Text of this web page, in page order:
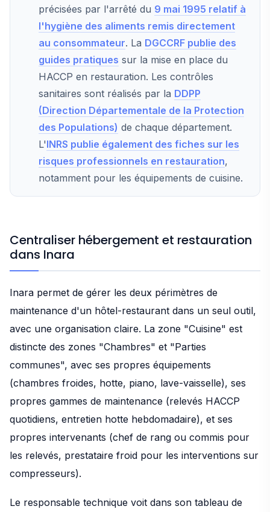
précisées par l'arrêté du 9 mai 1995 relatif à
l'hygiène des aliments remis directement
au consommateur. La DGCCRF publie des
guides pratiques sur la mise en place du
HACCP en restauration. Les contrôles
sanitaires sont réalisés par la DDPP
(Direction Départementale de la Protection
des Populations) de chaque département.
L'INRS publie également des fiches sur les
risques professionnels en restauration,
notamment pour les équipements de cuisine.
Centraliser hébergement et restauration
dans Inara
Inara permet de gérer les deux périmètres de
maintenance d'un hôtel-restaurant dans un seul outil,
avec une organisation claire. La zone "Cuisine" est
distincte des zones "Chambres" et "Parties
communes", avec ses propres équipements
(chambres froides, hotte, piano, lave-vaisselle), ses
propres gammes de maintenance (relevés HACCP
quotidiens, entretien hotte hebdomadaire), et ses
propres intervenants (chef de rang ou commis pour
les relevés, prestataire froid pour les interventions sur
compresseurs).
Le responsable technique voit dans son tableau de